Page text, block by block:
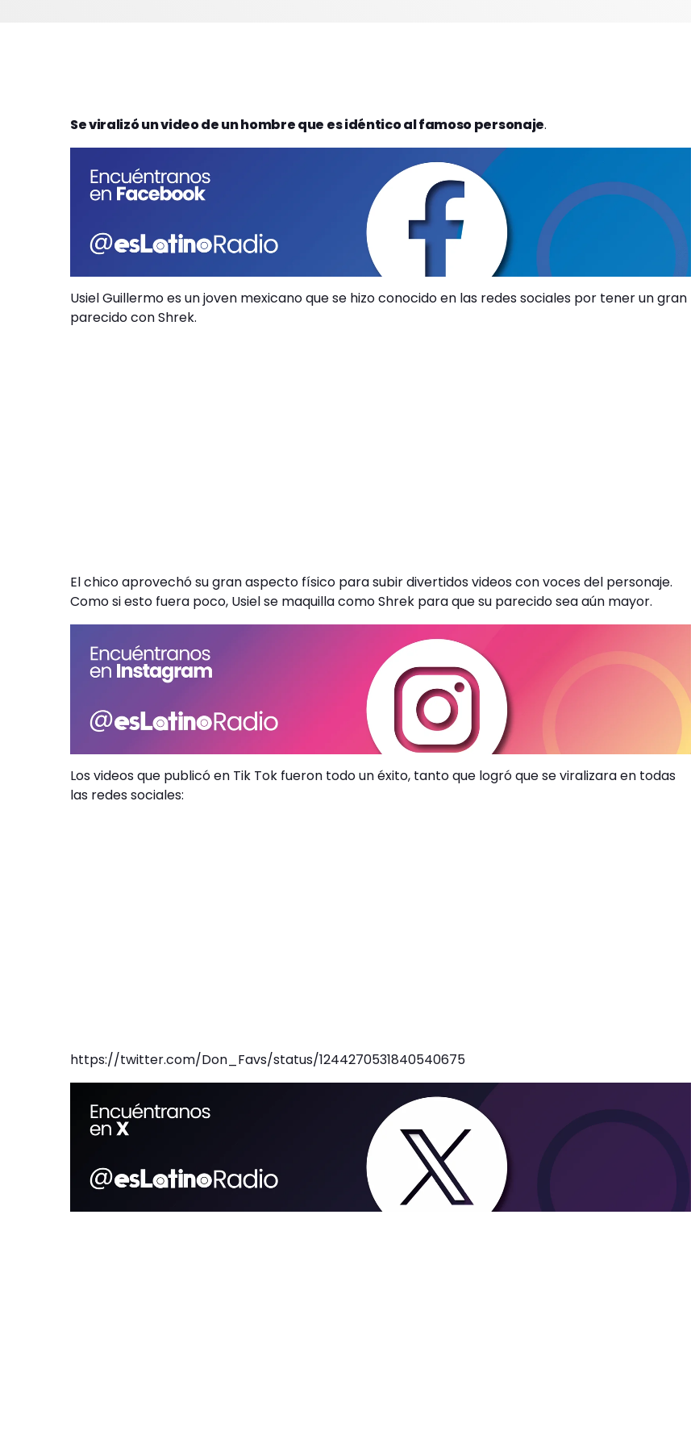
Se viralizó un video de un hombre que es idéntico al famoso personaje.
Usiel Guillermo es un joven mexicano que se hizo conocido en las redes sociales por tener un gran
parecido con Shrek.
El chico aprovechó su gran aspecto físico para subir divertidos videos con voces del personaje.
Como si esto fuera poco, Usiel se maquilla como Shrek para que su parecido sea aún mayor.
Los videos que publicó en Tik Tok fueron todo un éxito, tanto que logró que se viralizara en todas
las redes sociales:
https://twitter.com/Don_Favs/status/1244270531840540675